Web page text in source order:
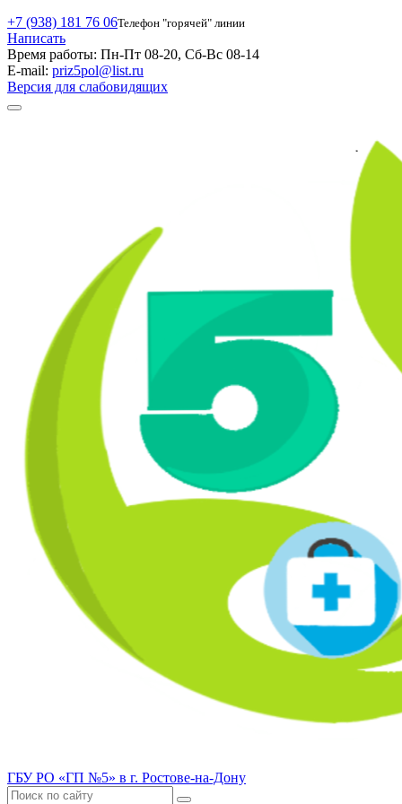
+7 (938) 181 76 06Телефон "горячей" линии
Написать
Время работы: Пн-Пт 08-20, Сб-Вс 08-14
E-mail: priz5pol@list.ru
Версия для слабовидящих
ГБУ РО «ГП №5» в г. Ростове-на-Дону